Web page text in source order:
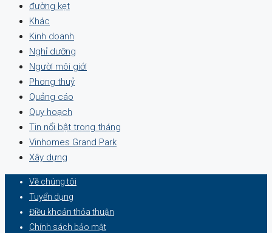
đường kẹt
Khác
Kinh doanh
Nghỉ dưỡng
Người môi giới
Phong thuỷ
Quảng cáo
Quy hoạch
Tin nổi bật trong tháng
Vinhomes Grand Park
Xây dựng
Về chúng tôi
Tuyển dụng
Điều khoản thỏa thuận
Chính sách bảo mật